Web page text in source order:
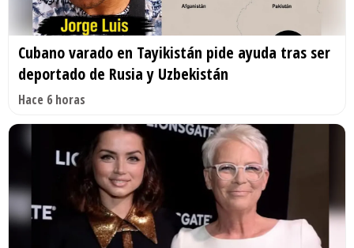
Cubano varado en Tayikistán pide ayuda tras ser
deportado de Rusia y Uzbekistán
Hace 6 horas